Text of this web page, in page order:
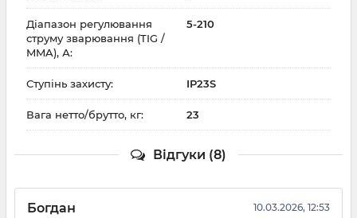
Діапазон регулювання
струму зварювання (TIG /
MMA), А:
5-210
Ступінь захисту: IP23S
Вага нетто/брутто, кг: 23
Відгуки (8)
Богдан 10.03.2026, 12:53